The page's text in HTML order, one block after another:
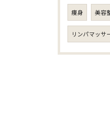
痩身 美容
リンパマッサ